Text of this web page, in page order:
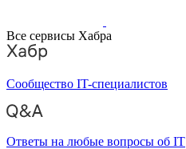
Все сервисы Хабра
Сообщество IT-специалистов
Ответы на любые вопросы об IT